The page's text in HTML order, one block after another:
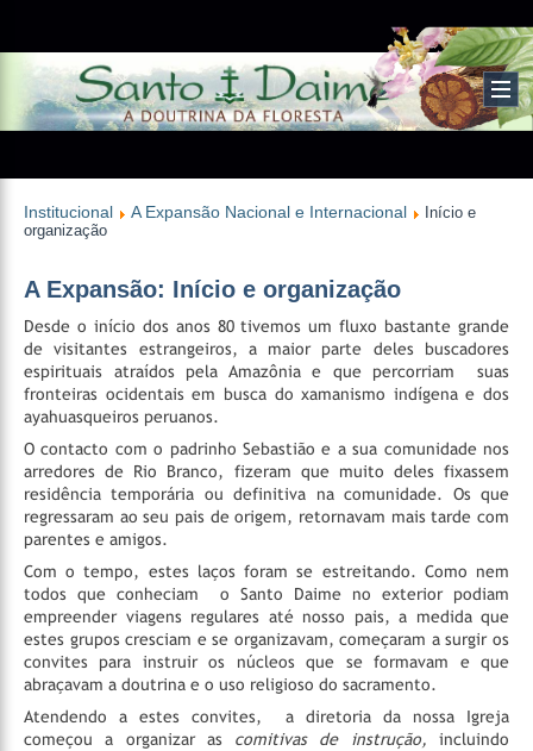
Institucional A Expansão Nacional e Internacional
Início e
organização
A Expansão: Início e organização
Desde o início dos anos 80 tivemos um fluxo bastante grande
de visitantes estrangeiros, a maior parte deles buscadores
espirituais atraídos pela Amazônia e que percorriam suas
fronteiras ocidentais em busca do xamanismo indígena e dos
ayahuasqueiros peruanos.
O contacto com o padrinho Sebastião e a sua comunidade nos
arredores de Rio Branco, fizeram que muito deles fixassem
residência temporária ou definitiva na comunidade. Os que
regressaram ao seu pais de origem, retornavam mais tarde com
parentes e amigos.
Com o tempo, estes laços foram se estreitando. Como nem
todos que conheciam o Santo Daime no exterior podiam
empreender viagens regulares até nosso pais, a medida que
estes grupos cresciam e se organizavam, começaram a surgir os
convites para instruir os núcleos que se formavam e que
abraçavam a doutrina e o uso religioso do sacramento.
Atendendo a estes convites, a diretoria da nossa Igreja
começou a organizar as comitivas de instrução,incluindo